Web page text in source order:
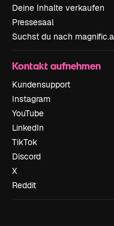
Deine Inhalte verkaufen
Pressesaal
Suchst du nach
Kontakt aufnehmen
Kundensupport
Instagram
YouTube
LinkedIn
TikTok
Discord
X
Reddit